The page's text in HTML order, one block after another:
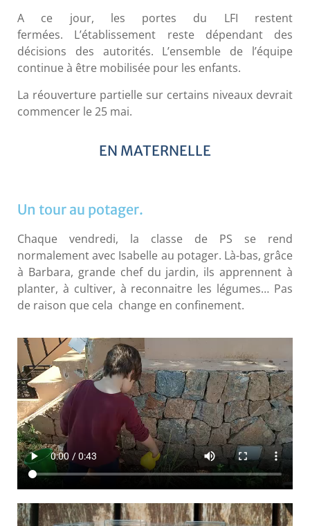
A ce jour, les portes du LFI restent
fermées. L’établissement reste dépendant des
décisions des autorités. L’ensemble de l’équipe
continue à être mobilisée pour les enfants.
La réouverture partielle sur certains niveaux devrait
commencer le 25 mai.
EN MATERNELLE
Un tour au potager.
Chaque vendredi, la classe de PS se rend
normalement avec Isabelle au potager. Là-bas, grâce
à Barbara, grande chef du jardin, ils apprennent à
planter, à cultiver, à reconnaitre les légumes… Pas
de raison que cela change en confinement.